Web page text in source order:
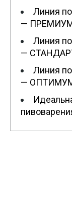
Линия
—
Линия
—
Линия
—